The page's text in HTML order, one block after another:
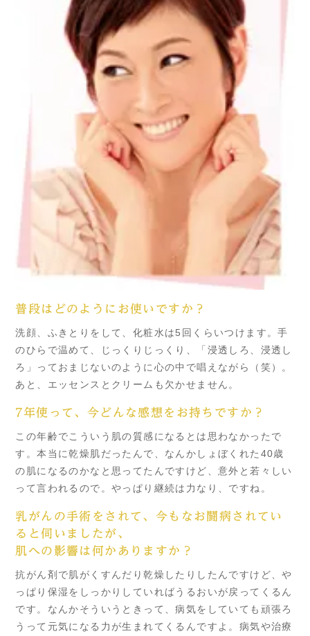
普段はどのようにお使いですか？
洗顔、ふきとりをして、化粧水は5回くらいつけます。手
のひらで温めて、じっくりじっくり、「浸透しろ、浸透し
ろ」っておまじないのように心の中で唱えながら（笑）。
あと、エッセンスとクリームも欠かせません。
7年使って、今どんな感想をお持ちですか？
この年齢でこういう肌の質感になるとは思わなかったで
す。本当に乾燥肌だったんで、なんかしょぼくれた40歳
の肌になるのかなと思ってたんですけど、意外と若々しい
って言われるので。やっぱり継続は力なり、ですね。
乳がんの手術をされて、今もなお闘病されてい
ると伺いましたが、
肌への影響は何かありますか？
抗がん剤で肌がくすんだり乾燥したりしたんですけど、や
っぱり保湿をしっかりしていればうるおいが戻ってくるん
です。なんかそういうときって、病気をしていても頑張ろ
うって元気になる力が生まれてくるんですよ。病気や治療